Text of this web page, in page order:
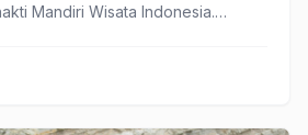
Mandiri Wisata Indonesia.